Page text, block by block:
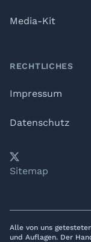
Media-Kit
RECHTLICHES
Impressum
Datenschutz
YouTube
𝕏LinkedIn
Telegram
Sitemap
Alle von uns
und Auflagen. Der